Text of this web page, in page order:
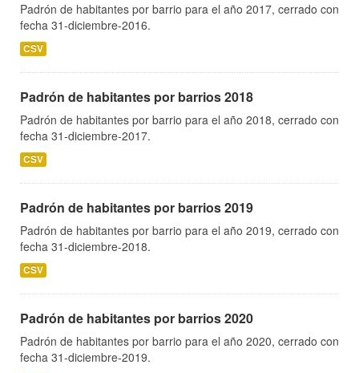
Padrón de habitantes por barrio para el año 2017, cerrado con
fecha 31-diciembre-2016.
CSV
Padrón de habitantes por barrios 2018
Padrón de habitantes por barrio para el año 2018, cerrado con
fecha 31-diciembre-2017.
CSV
Padrón de habitantes por barrios 2019
Padrón de habitantes por barrio para el año 2019, cerrado con
fecha 31-diciembre-2018.
CSV
Padrón de habitantes por barrios 2020
Padrón de habitantes por barrio para el año 2020, cerrado con
fecha 31-diciembre-2019.